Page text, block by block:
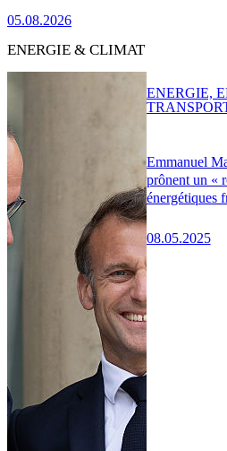
05.08.2026
ENERGIE & CLIMAT
Emmanuel
prônent un «
énergétiques
08.05.2025
ENERGIE,